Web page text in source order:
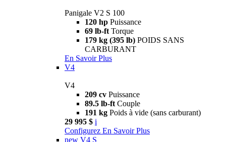
Panigale V2 S 100
120 hp Puissance
69 lb-ft Torque
179 kg (395 lb) POIDS SANS
CARBURANT
En Savoir Plus
V4
V4
209 cv Puissance
89.5 lb-ft Couple
191 kg Poids à vide (sans carburant)
29 995 $ i
Configurez En Savoir Plus
new V4 S